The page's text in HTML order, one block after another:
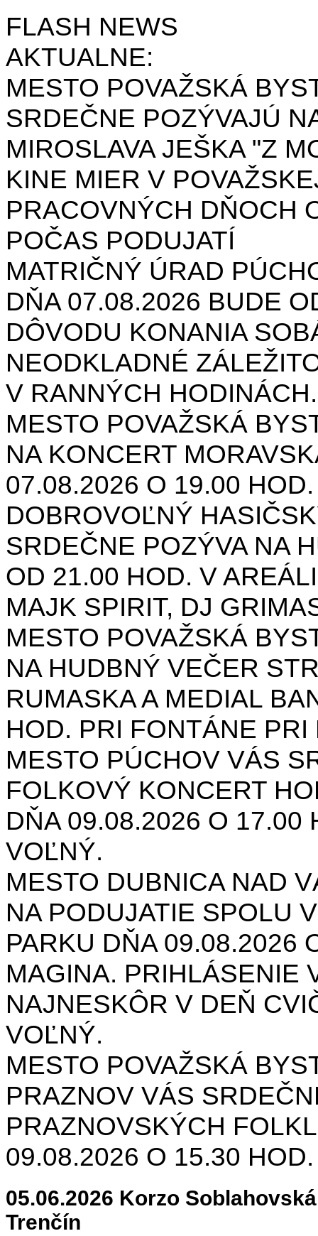
FLASH NEWS
AKTUALNE:
MESTO POVAŽSKÁ
SRDEČNE POZÝVAJÚ
MIROSLAVA JEŠKA "Z
KINE MIER V
PRACOVNÝCH DŇOCH
POČAS PODUJATÍ
MATRIČNÝ ÚRAD
DŇA 07.08.2026 BUDE
DÔVODU KONANIA
NEODKLADNÉ
V RANNÝCH
MESTO POVAŽSKÁ
NA KONCERT
07.08.2026 O 19.00
DOBROVOĽNÝ
SRDEČNE POZÝVA NA
OD 21.00 HOD. V
MAJK SPIRIT, DJ
MESTO POVAŽSKÁ
NA HUDBNÝ VEČER
RUMASKA A MEDIAL
HOD. PRI FONTÁNE PRI
MESTO PÚCHOV VÁS
FOLKOVÝ KONCERT
DŇA 09.08.2026 O 17.00
VOĽNÝ.
MESTO DUBNICA NAD
NA PODUJATIE SPOLU
PARKU DŇA 09.08.2026
MAGINA. PRIHLÁSENIE
NAJNESKÔR V DEŇ
VOĽNÝ.
MESTO POVAŽSKÁ
PRAZNOV VÁS
PRAZNOVSKÝCH
09.08.2026 O 15.30
05.06.2026 Korzo
Trenčín